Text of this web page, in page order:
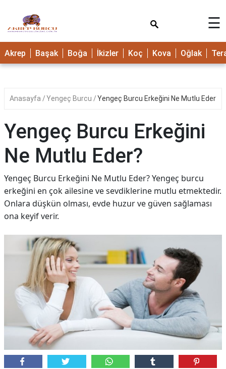
☰
Akrep Başak Boğa İkizler Koç Kova Oğlak
Anasayfa Yengeç Burcu Yengeç Burcu Erkeğini Ne Mutlu Eder?
Yengeç Burcu Erkeğini
Ne Mutlu Eder?
Yengeç Burcu Erkeğini Ne Mutlu Eder? Yengeç burcu
erkeğini en çok ailesine ve sevdiklerine mutlu etmektedir.
Onlara düşkün olması, evde huzur ve güven sağlaması
ona keyif verir.